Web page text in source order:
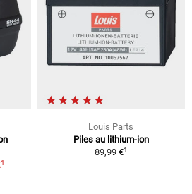
1
Louis Parts
Piles au lithium-ion
89,99 €1